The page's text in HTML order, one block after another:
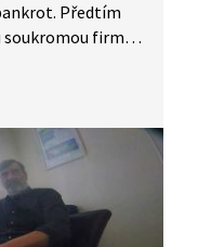
Předtím
soukromou firmu,